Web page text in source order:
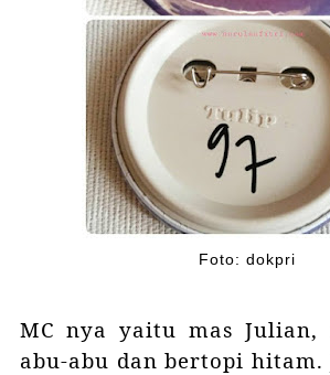
Foto: dokpri
MC nya yaitu mas Julian,
abu-abu dan bertopi hitam.